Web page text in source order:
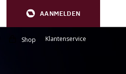
AANMELDEN
Shop Klantenservice